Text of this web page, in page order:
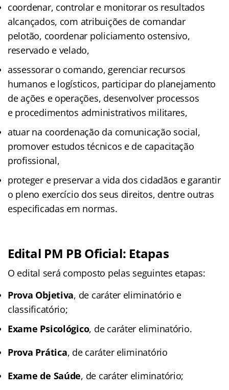
coordenar, controlar e monitorar os resultados
alcançados, com atribuições de comandar
pelotão, coordenar policiamento ostensivo,
reservado e velado,
assessorar o comando, gerenciar recursos
humanos e logísticos, participar do planejamento
de ações e operações, desenvolver processos
e procedimentos administrativos militares,
atuar na coordenação da comunicação social,
promover estudos técnicos e de capacitação
profissional,
proteger e preservar a vida dos cidadãos e garantir
o pleno exercício dos seus direitos, dentre outras
especificadas em normas.
Edital PM PB Oficial: Etapas
O edital será composto pelas seguintes etapas:
Prova Objetiva, de caráter eliminatório e
classificatório;
Exame Psicológico, de caráter eliminatório.
Prova Prática, de caráter eliminatório
Exame de Saúde, de caráter eliminatório;